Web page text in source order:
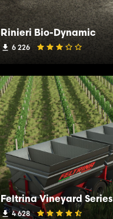
Rinieri Bio-Dynamic
6 226
Feltrina Vineyard Series
4 628